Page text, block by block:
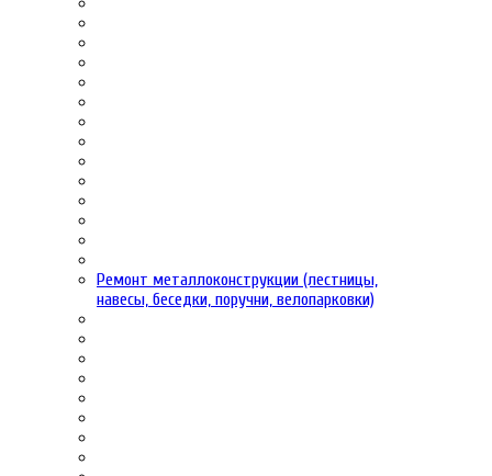
Ремонт металлоконструкции (лестницы,
навесы, беседки, поручни, велопарковки)